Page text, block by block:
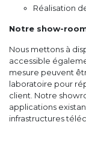
Réalisation
Notre show-
Nous mettons à
accessible
mesure peuvent
laboratoire pour
client. Notre
applications
infrastructures